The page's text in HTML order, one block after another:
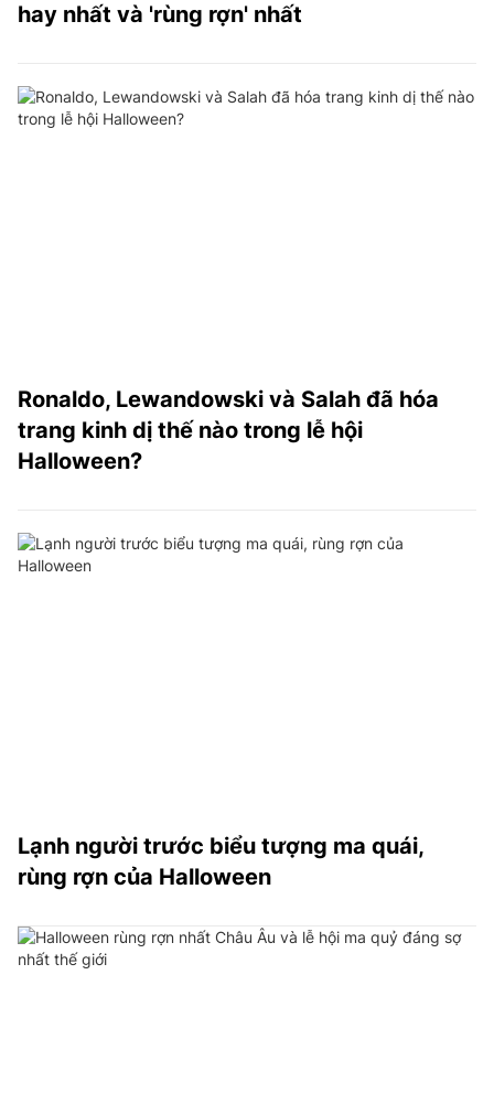
hay nhất và 'rùng rợn' nhất
Ronaldo, Lewandowski và Salah đã hóa
trang kinh dị thế nào trong lễ hội
Halloween?
Lạnh người trước biểu tượng ma quái,
rùng rợn của Halloween